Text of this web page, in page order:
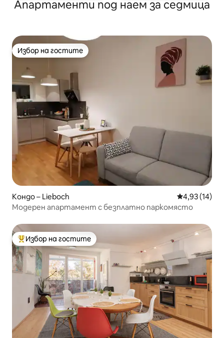
Апартаменти под наем за седмица
Избор на гостите
Избор на гостите
Кондо – Lieboch Средна
4,93 (14)
Модерен апартамент с безплатно паркомясто
Най-популярен избор на гостите
Избор на гостите